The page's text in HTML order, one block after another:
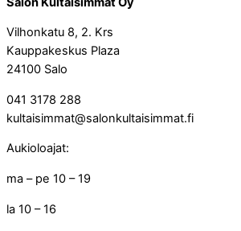
Vilhonkatu 8, 2. Krs
Kauppakeskus Plaza
24100 Salo
041 3178 288
kultaisimmat@salonkultaisimmat.fi
Aukioloajat:
ma – pe 10 – 19
la 10 – 16